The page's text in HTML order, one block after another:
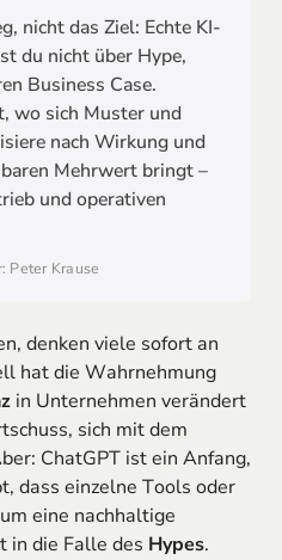
nicht das Ziel: Echte KI-
du nicht über Hype,
Business Case.
wo sich Muster und
nach Wirkung und
Mehrwert bringt –
und operativen
Peter Krause
denken viele sofort an
hat die Wahrnehmung
in Unternehmen verändert
sich mit dem
ChatGPT ist ein Anfang,
dass einzelne Tools oder
eine nachhaltige
in die Falle des Hypes.